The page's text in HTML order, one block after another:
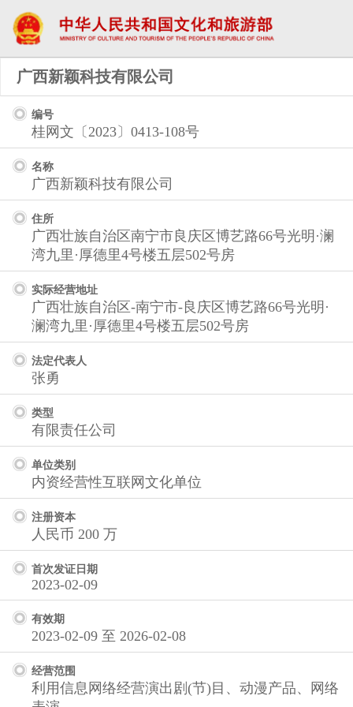
广西新颖科技有限公司
编号
桂网文〔2023〕0413-108号
名称
广西新颖科技有限公司
住所
广西壮族自治区南宁市良庆区博艺路66号光明·澜
湾九里·厚德里4号楼五层502号房
实际经营地址
广西壮族自治区-南宁市-良庆区博艺路66号光明·
澜湾九里·厚德里4号楼五层502号房
法定代表人
张勇
类型
有限责任公司
单位类别
内资经营性互联网文化单位
注册资本
人民币 200 万
首次发证日期
2023-02-09
有效期
2023-02-09 至 2026-02-08
经营范围
利用信息网络经营演出剧(节)目、动漫产品、网络